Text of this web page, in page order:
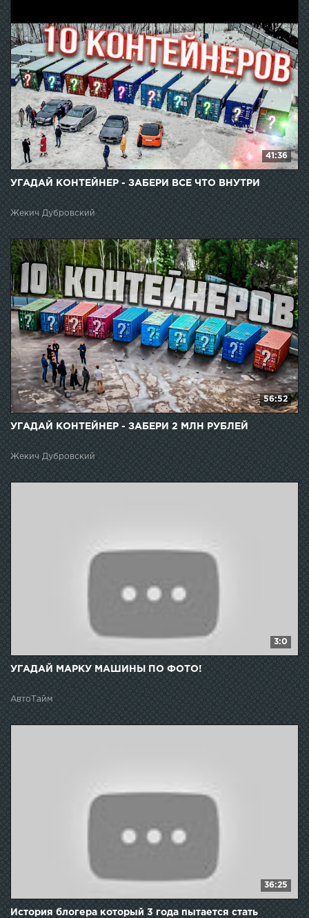
41:36
УГАДАЙ КОНТЕЙНЕР - ЗАБЕРИ ВСЕ ЧТО ВНУТРИ
Жекич Дубровский
56:52
УГАДАЙ КОНТЕЙНЕР - ЗАБЕРИ 2 МЛН РУБЛЕЙ
Жекич Дубровский
3:0
УГАДАЙ МАРКУ МАШИНЫ ПО ФОТО!
АвтоТайм
36:25
История блогера который 3 года пытается стать